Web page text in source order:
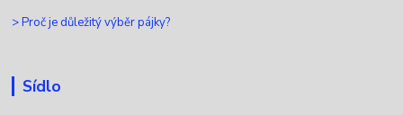
>Proč je důležitý výběr pájky?
Sídlo